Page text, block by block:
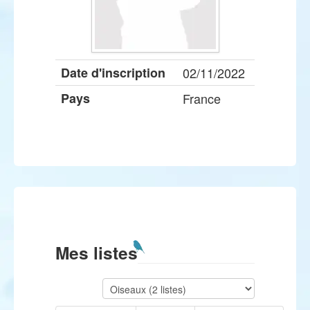
Date d'inscription
02/11/2022
Pays
France
Mes listes